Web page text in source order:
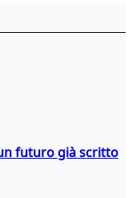
futuro già scritto